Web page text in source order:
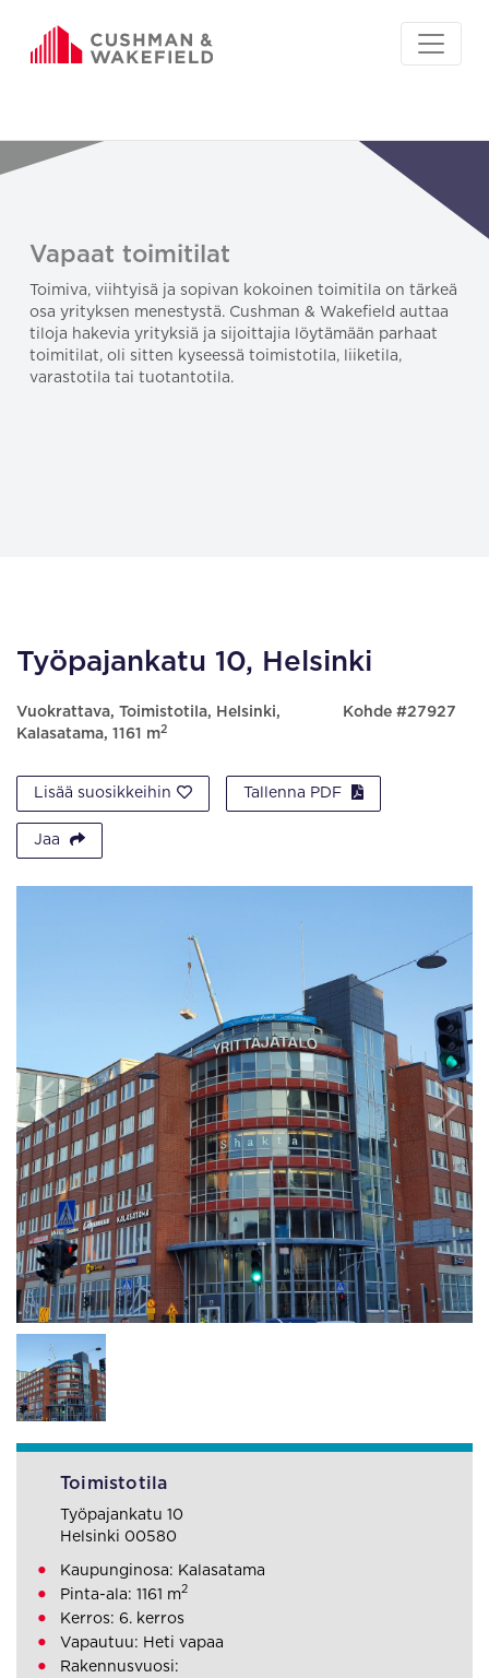
Vapaat toimitilat
Toimiva, viihtyisä ja sopivan kokoinen toimitila on tärkeä
osa yrityksen menestystä. Cushman & Wakefield auttaa
tiloja hakevia yrityksiä ja sijoittajia löytämään parhaat
toimitilat, oli sitten kyseessä toimistotila, liiketila,
varastotila tai tuotantotila.
Työpajankatu 10, Helsinki
Vuokrattava, Toimistotila, Helsinki,
Kalasatama, 1161 m2
Kohde #27927
Lisää suosikkeihin Tallenna PDF
Jaa
Toimistotila
Työpajankatu 10
Helsinki 00580
Kaupunginosa: Kalasatama
Pinta-ala: 1161 m2
Kerros: 6. kerros
Vapautuu: Heti vapaa
Rakennusvuosi: